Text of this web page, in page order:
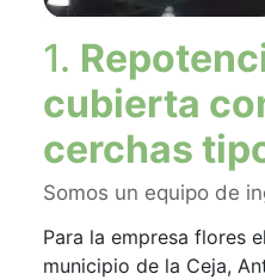
1.
cubierta
cerchas
Somos un equipo de
Para la empresa flores
municipio de la Ceja,